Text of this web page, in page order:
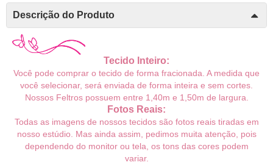
Descrição do Produto
Tecido Inteiro:
Você pode comprar o tecido de forma fracionada. A medida que
você selecionar, será enviada de forma inteira e sem cortes.
Nossos Feltros possuem entre 1,40m e 1,50m de largura.
Fotos Reais:
Todas as imagens de nossos tecidos são fotos reais tiradas em
nosso estúdio. Mas ainda assim, pedimos muita atenção, pois
dependendo do monitor ou tela, os tons das cores podem
variar.